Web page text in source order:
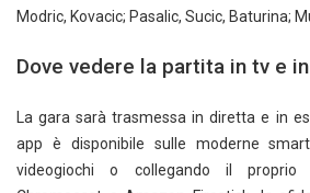
Modric, Kovacic; Pasalic, Sucic, Baturina;
Dove vedere la partita in tv e
La gara sarà trasmessa in diretta e in
app è disponibile sulle moderne
videogiochi o collegando il proprio